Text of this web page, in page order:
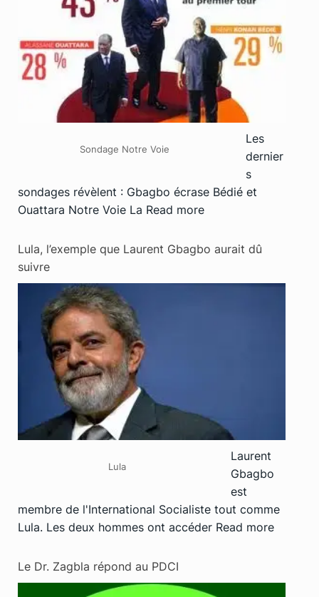
Sondage Notre Voie
Les
dernier
s
sondages révèlent : Gbagbo écrase Bédié et
Ouattara Notre Voie La Read more
Lula, l’exemple que Laurent Gbagbo aurait dû
suivre
Lula
Laurent
Gbagbo
est
membre de l'International Socialiste tout comme
Lula. Les deux hommes ont accéder Read more
Le Dr. Zagbla répond au PDCI